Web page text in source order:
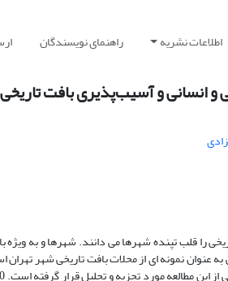
اطلاعات نشریه راهنمای نویسندگان
انسانی و آسیب‌پذیری بافت
را قلب تپنده شهرها می­ دانند. شهرها و به ویژه
نمونه­ ای از محلات بافت تاریخی شهر تهران